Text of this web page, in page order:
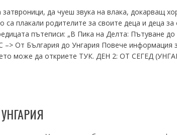
да чуеш звука на влака, докарващ
плакали родителите за своите деца и деца за
пътеписи: „В Пика на Делта: Пътуване
От България до Унгария Повече информация
може да откриете ТУК. ДЕН 2: ОТ СЕГЕД